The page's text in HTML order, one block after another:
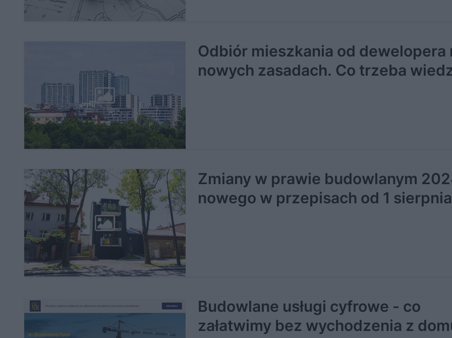
Odbiór mieszkania od dewelopera
nowych zasadach. Co trzeba
Zmiany w prawie budowlanym
nowego w przepisach od 1
Budowlane usługi cyfrowe - co
załatwimy bez wychodzenia z